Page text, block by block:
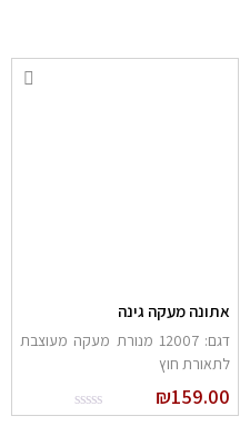
אתונה מעקה גינה
דגם: 12007 מנורת מעקה מעוצבת
לתאורת חוץ
₪159.00